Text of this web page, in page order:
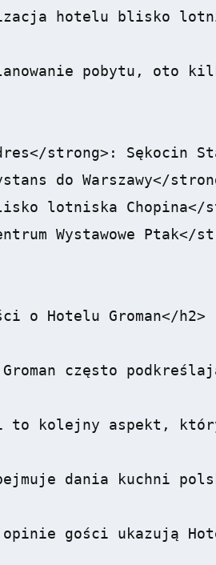
hotelu blisko
pobytu, oto
strong>: Sękocin
do Warszawy</
lotniska Chopina</
Wystawowe
o Hotelu Groman</h2>
często
to kolejny aspekt, który
dania kuchni
opinie gości ukazują